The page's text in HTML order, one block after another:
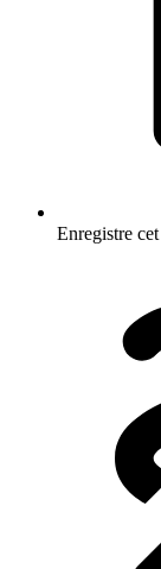
Enregistre